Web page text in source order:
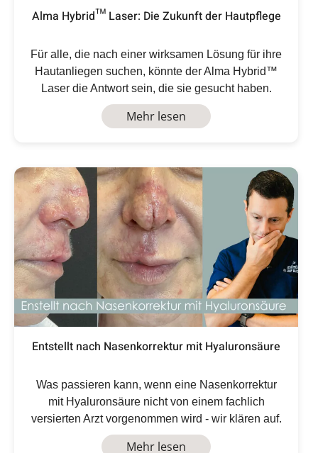
Alma Hybrid™ Laser: Die Zukunft der Hautpflege
Für alle, die nach einer wirksamen Lösung für ihre
Hautanliegen suchen, könnte der Alma Hybrid™
Laser die Antwort sein, die sie gesucht haben.
Mehr lesen
Entstellt nach Nasenkorrektur mit Hyaluronsäure
Was passieren kann, wenn eine Nasenkorrektur
mit Hyaluronsäure nicht von einem fachlich
versierten Arzt vorgenommen wird - wir klären auf.
Mehr lesen